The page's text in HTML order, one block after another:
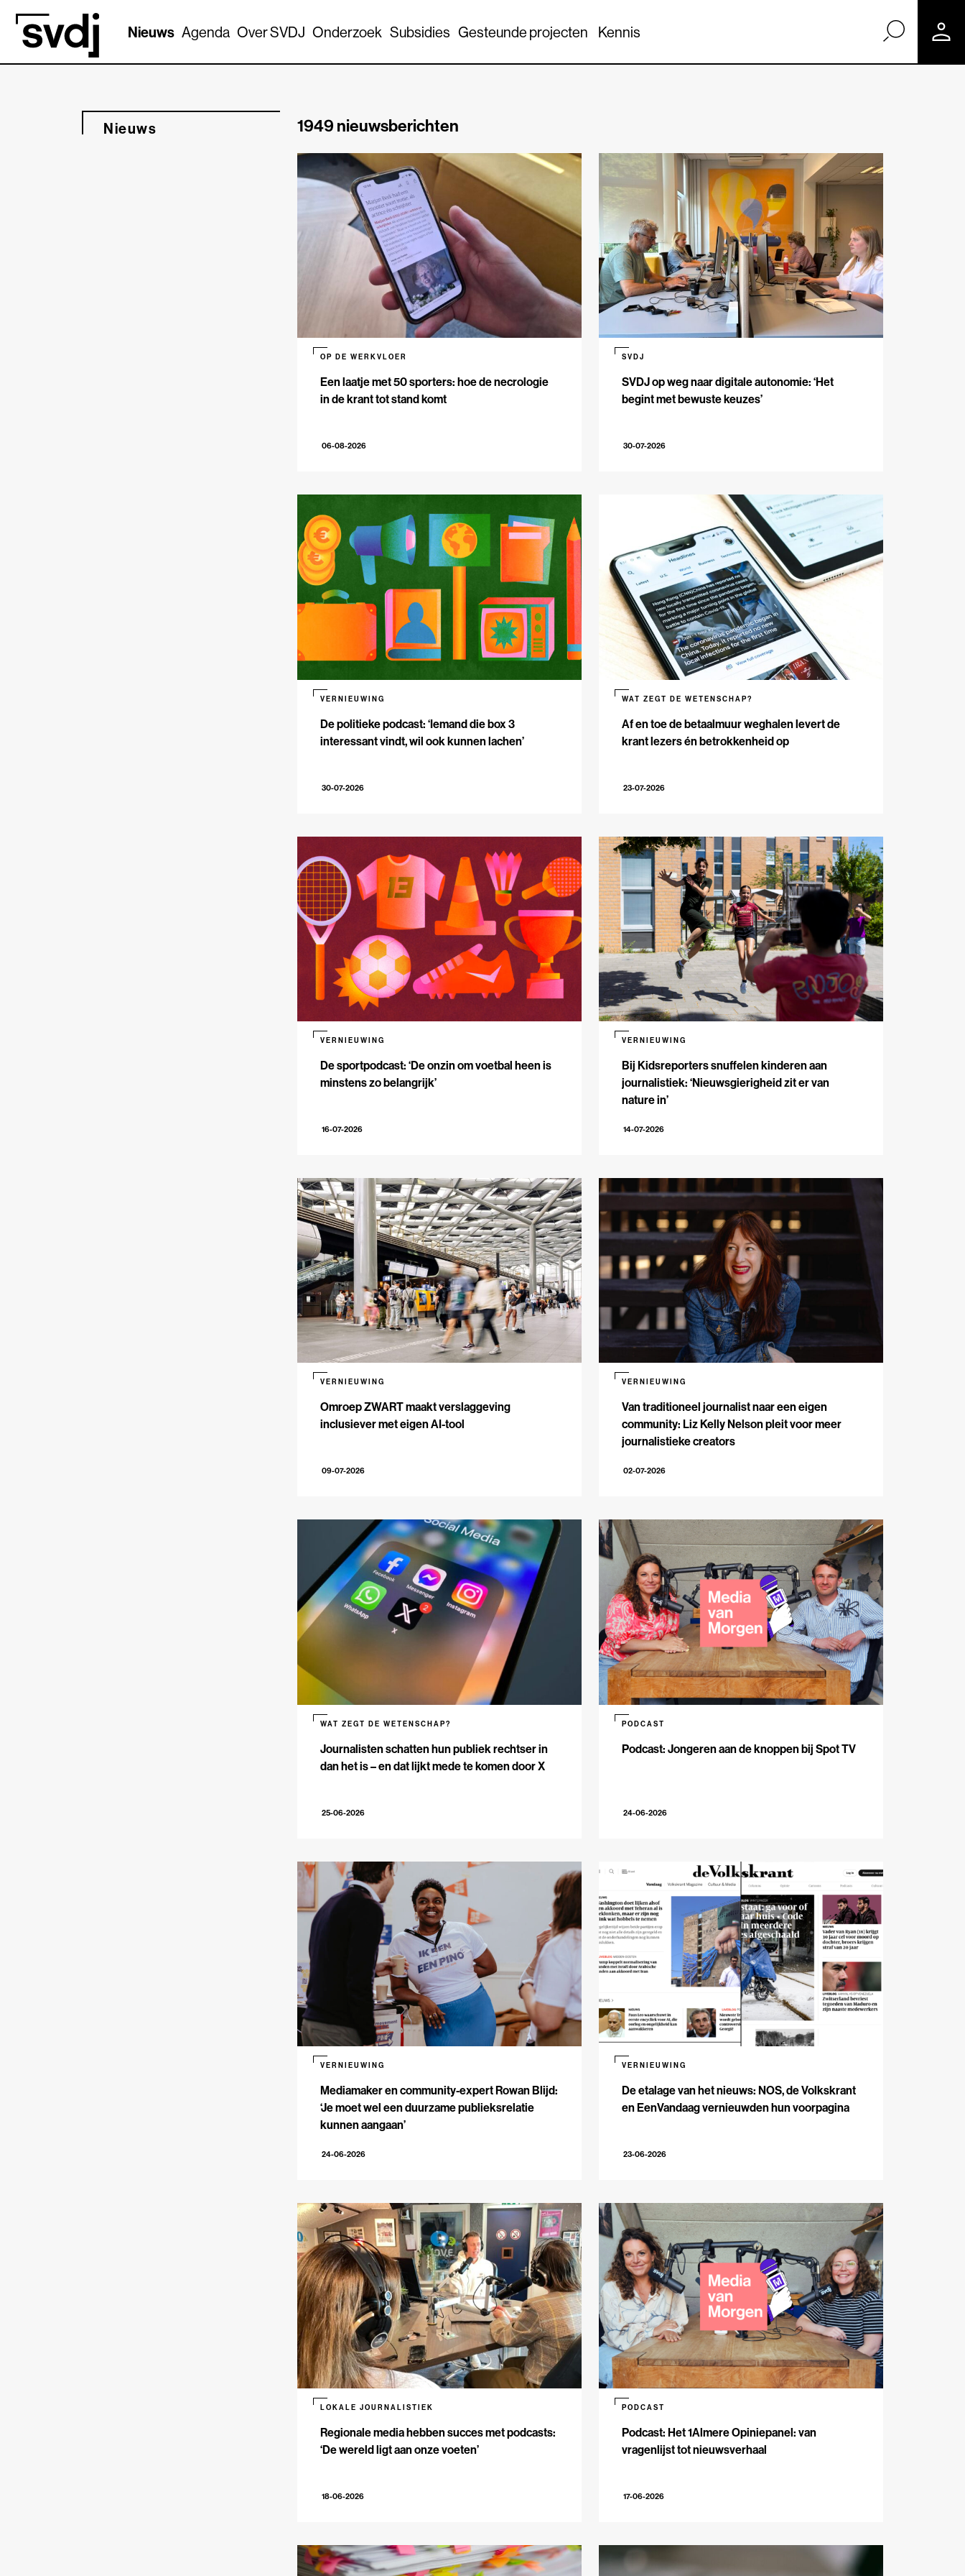
Naar hoofdinhoud
Nieuws Agenda Over SVDJ Onderzoek Subsidies Gesteunde projecten Kennis
Nieuws 1949 nieuwsberichten
Een laatje met 50 sporters: hoe de necrologie
in de krant tot stand komt
OP DE WERKVLOER
06-08-2026
SVDJ op weg naar digitale autonomie: ‘Het
begint met bewuste keuzes’
SVDJ
30-07-2026
De politieke podcast: ‘Iemand die box 3
interessant vindt, wil ook kunnen lachen’
VERNIEUWING
30-07-2026
Af en toe de betaalmuur weghalen levert de
krant lezers én betrokkenheid op
WAT ZEGT DE WETENSCHAP?
23-07-2026
De sportpodcast: ‘De onzin om voetbal heen is
minstens zo belangrijk’
VERNIEUWING
16-07-2026
Bij Kidsreporters snuffelen kinderen aan
journalistiek: ‘Nieuwsgierigheid zit er van
nature in’
VERNIEUWING
14-07-2026
Omroep ZWART maakt verslaggeving
inclusiever met eigen AI-tool
VERNIEUWING
09-07-2026
Van traditioneel journalist naar een eigen
community: Liz Kelly Nelson pleit voor meer
journalistieke creators
VERNIEUWING
02-07-2026
Journalisten schatten hun publiek rechtser in
dan het is – en dat lijkt mede te komen door X
WAT ZEGT DE WETENSCHAP?
25-06-2026
Podcast: Jongeren aan de knoppen bij Spot TV
PODCAST
24-06-2026
Mediamaker en community-expert Rowan Blijd:
‘Je moet wel een duurzame publieksrelatie
kunnen aangaan’
VERNIEUWING
24-06-2026
De etalage van het nieuws: NOS, de Volkskrant
en EenVandaag vernieuwden hun voorpagina
VERNIEUWING
23-06-2026
Regionale media hebben succes met podcasts:
‘De wereld ligt aan onze voeten’
LOKALE JOURNALISTIEK
18-06-2026
Podcast: Het 1Almere Opiniepanel: van
vragenlijst tot nieuwsverhaal
PODCAST
17-06-2026